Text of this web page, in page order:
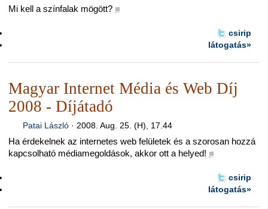
Mi kell a színfalak mögött? ■
csirip
látogatás»
Magyar Internet Média és Web Díj
2008 - Díjátadó
Patai László· 2008. Aug. 25. (H), 17.44
Ha érdekelnek az internetes web felületek és a szorosan hozzá
kapcsolható médiamegoldások, akkor ott a helyed! ■
csirip
látogatás»